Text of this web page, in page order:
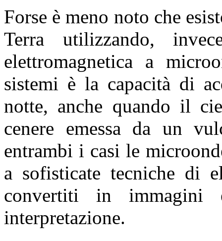
Forse è meno noto che
Terra utilizzando,
elettromagnetica a
sistemi è la capacità di
notte, anche quando il
cenere emessa da un
entrambi i casi le
a sofisticate tecniche di
convertiti in
interpretazione.